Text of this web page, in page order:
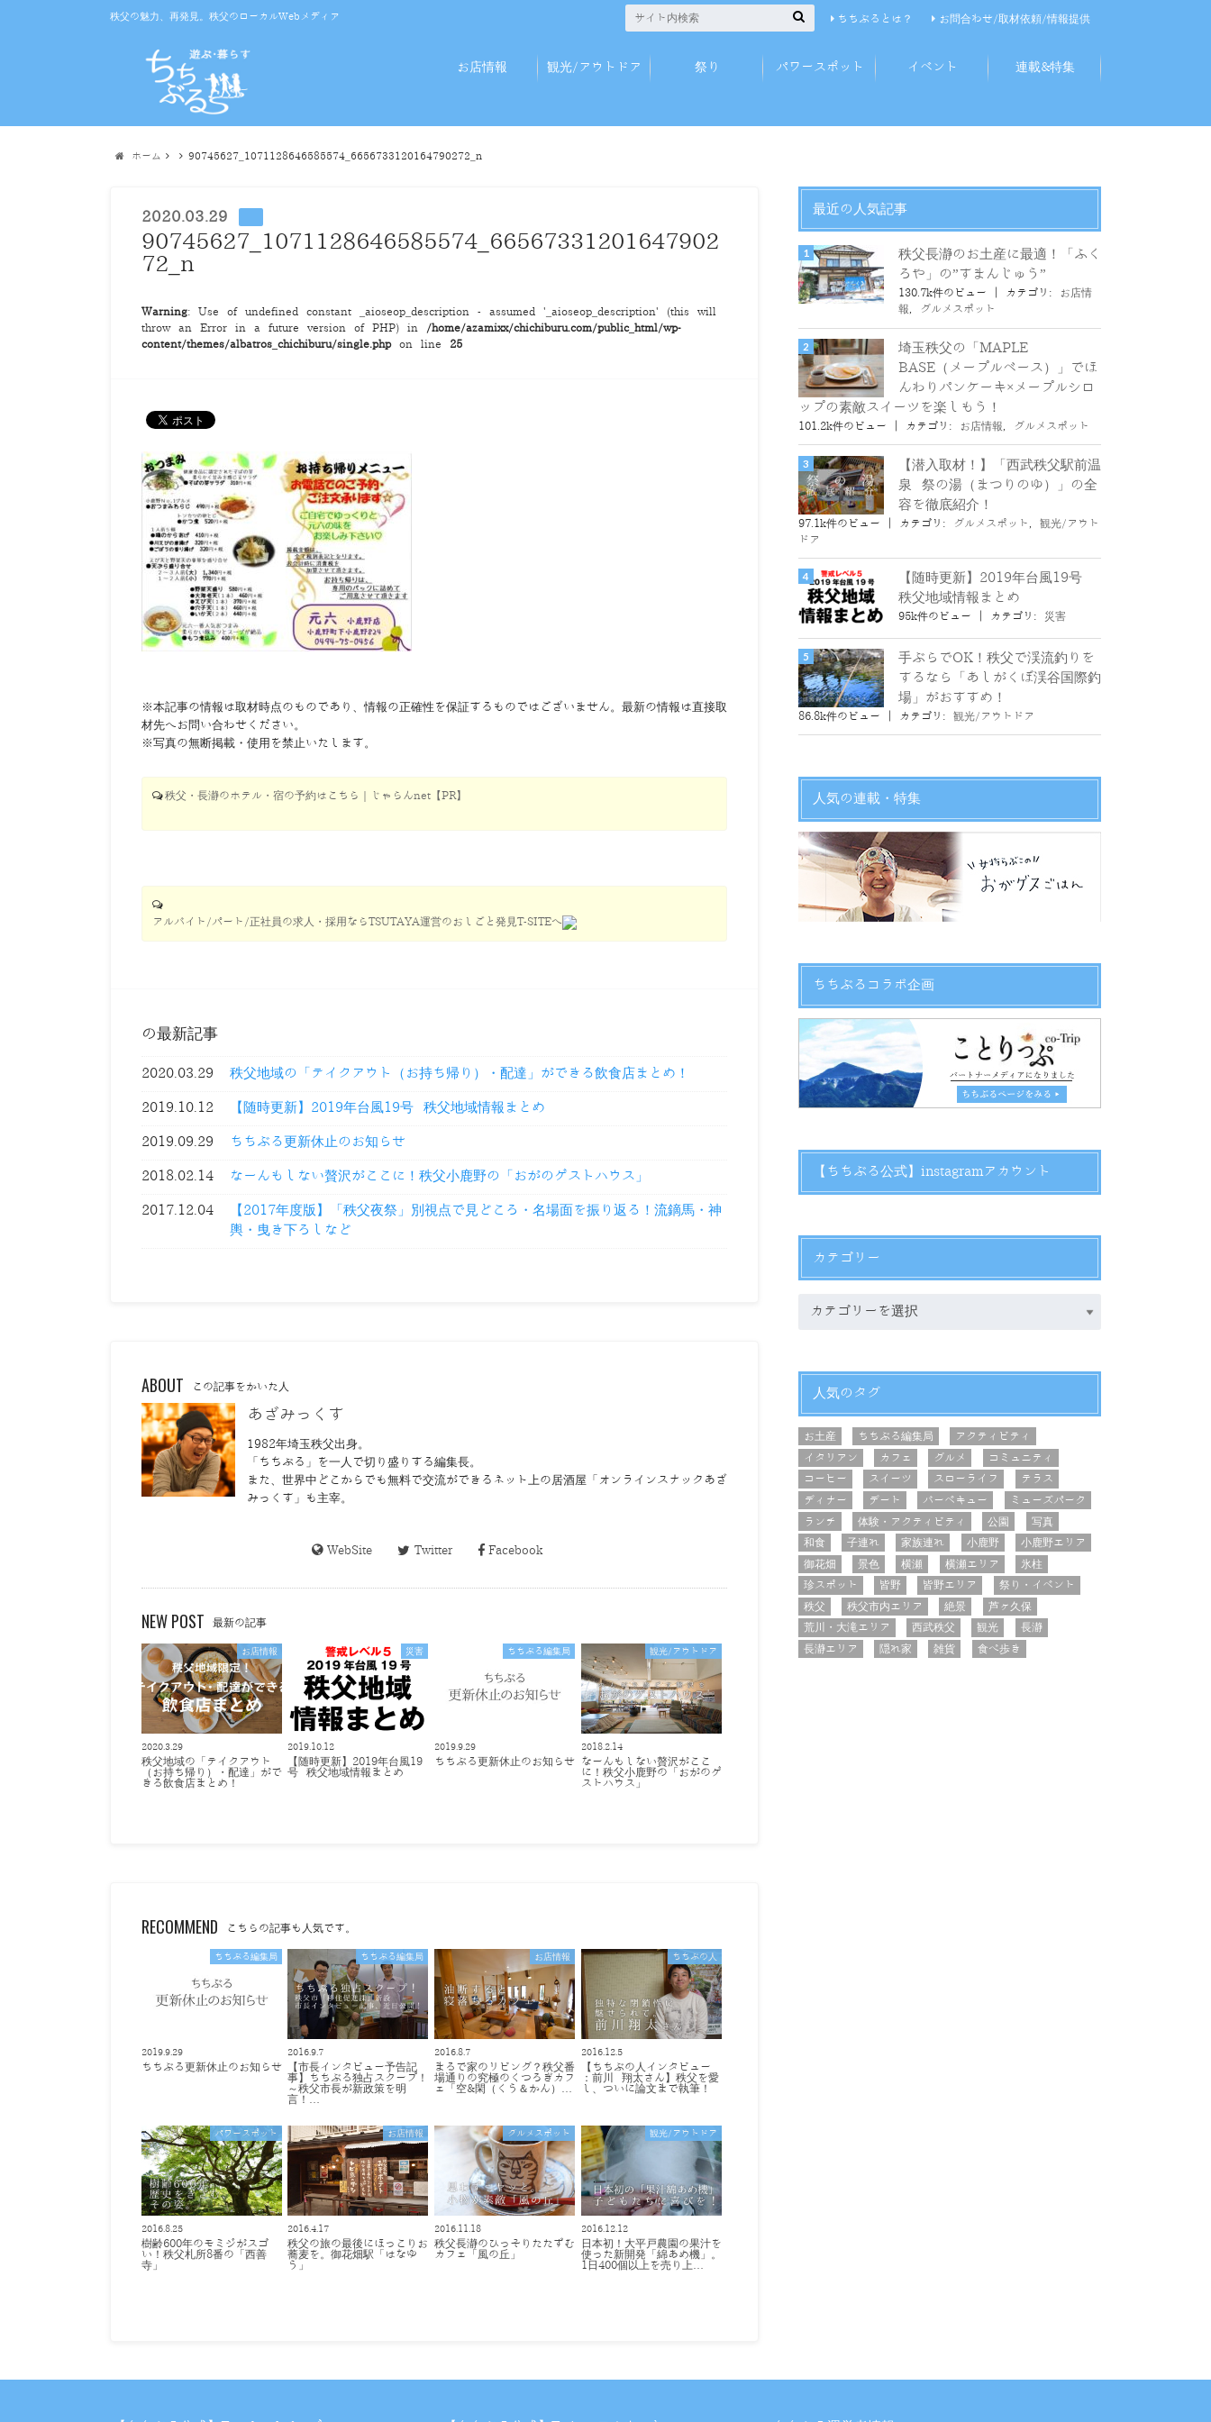
秩父の魅力、再発見。秩父のローカルWebメディア ちちぶるとは？ お問合わせ/取材依頼/情報提供
お店情報 観光/アウトドア 祭り パワースポット イベント 連載&特集
ホーム 90745627_1071128646585574_6656733120164790272_n
2020.03.29
90745627_1071128646585574_66567331201647902
72_n
Warning: Use of undefined constant _aioseop_description - assumed '_aioseop_description' (this will
throw an Error in a future version of PHP) in
/home/azamixx/chichiburu.com/public_html/wp-
content/themes/albatros_chichiburu/single.phpon line 25
※本記事の情報は取材時点のものであり、情報の正確性を保証するものではございません。最新の情報は直接取
材先へお問い合わせください。
※写真の無断掲載・使用を禁止いたします。
秩父・長瀞のホテル・宿の予約はこちら｜じゃらんnet【PR】
アルバイト/パート/正社員の求人・採用ならTSUTAYA運営のおしごと発見T-SITEへ
の最新記事
2020.03.29 秩父地域の「テイクアウト（お持ち帰り）・配達」ができる飲食店まとめ！
2019.10.12 【随時更新】2019年台風19号 秩父地域情報まとめ
2019.09.29 ちちぶる更新休止のお知らせ
2018.02.14 なーんもしない贅沢がここに！秩父小鹿野の「おがのゲストハウス」
2017.12.04
【2017年度版】「秩父夜祭」別視点で見どころ・名場面を振り返る！流鏑馬・神
輿・曳き下ろしなど
ABOUT この記事をかいた人
あざみっくす
1982年埼玉秩父出身。
「ちちぶる」を一人で切り盛りする編集長。
また、世界中どこからでも無料で交流ができるネット上の居酒屋「オンラインスナックあざ
みっくす」も主宰。
WebSite Twitter Facebook
NEW POST 最新の記事
お店情報
2020.3.29
秩父地域の「テイクアウト
（お持ち帰り）・配達」がで
きる飲食店まとめ！
災害
2019.10.12
【随時更新】2019年台風19
号 秩父地域情報まとめ
ちちぶる編集局
2019.9.29
ちちぶる更新休止のお知らせ
観光/アウトドア
2018.2.14
なーんもしない贅沢がここ
に！秩父小鹿野の「おがのゲ
ストハウス」
RECOMMEND こちらの記事も人気です。
ちちぶる編集局
2019.9.29
ちちぶる更新休止のお知らせ
ちちぶる編集局
2016.9.7
【市長インタビュー予告記
事】ちちぶる独占スクープ！
～秩父市長が新政策を明
言！…
お店情報
2016.8.7
まるで家のリビング？秩父番
場通りの究極のくつろぎカフ
ェ「空&閑（くう＆かん）…
ちちぶの人
2016.12.5
【ちちぶの人インタビュー
：前川 翔太さん】秩父を愛
し、ついに論文まで執筆！
パワースポット
2016.8.25
樹齢600年のモミジがスゴ
い！秩父札所8番の「西善
寺」
お店情報
2016.4.17
秩父の旅の最後にほっこりお
蕎麦を。御花畑駅「はなゆ
う」
グルメスポット
2016.11.18
秩父長瀞のひっそりたたずむ
カフェ「風の丘」
観光/アウトドア
2016.12.12
日本初！大平戸農園の果汁を
使った新開発「綿あめ機」。
1日400個以上を売り上…
最近の人気記事
秩父長瀞のお土産に最適！「ふく
ろや」の”すまんじゅう”
130.7k件のビュー カテゴリ:
お店情
報, グルメスポット
埼玉秩父の「MAPLE
BASE（メープルベース）」でほ
んわりパンケーキ×メープルシロ
ップの素敵スイーツを楽しもう！
101.2k件のビュー カテゴリ: お店情報, グルメスポット
【潜入取材！】「西武秩父駅前温
泉 祭の湯（まつりのゆ）」の全
容を徹底紹介！
97.1k件のビュー カテゴリ: グルメスポット
観光/アウト
ドア
【随時更新】2019年台風19号
秩父地域情報まとめ
95k件のビュー カテゴリ: 災害
手ぶらでOK！秩父で渓流釣りを
するなら「あしがくぼ渓谷国際釣
場」がおすすめ！
86.8k件のビュー カテゴリ: 観光/アウトドア
人気の連載・特集
ちちぶるコラボ企画
【ちちぶる公式】instagramアカウント
カテゴリー
人気のタグ
お土産 ちちぶる編集局
アクティビティ
イタリアン
カフェ グルメ
コミュニティ
コーヒー
スイーツ スローライフ
テラス
ディナー
デート バーベキュー
ミューズパーク
ランチ
体験・アクティビティ 公園
写真
和食
子連れ 家族連れ 小鹿野
小鹿野エリア
御花畑
景色 横瀬 横瀬エリア
氷柱
珍スポット
皆野 皆野エリア
祭り・イベント
秩父
秩父市内エリア 絶景
芦ヶ久保
荒川・大滝エリア
西武秩父 観光
長瀞
長瀞エリア
隠れ家 雑貨 食べ歩き